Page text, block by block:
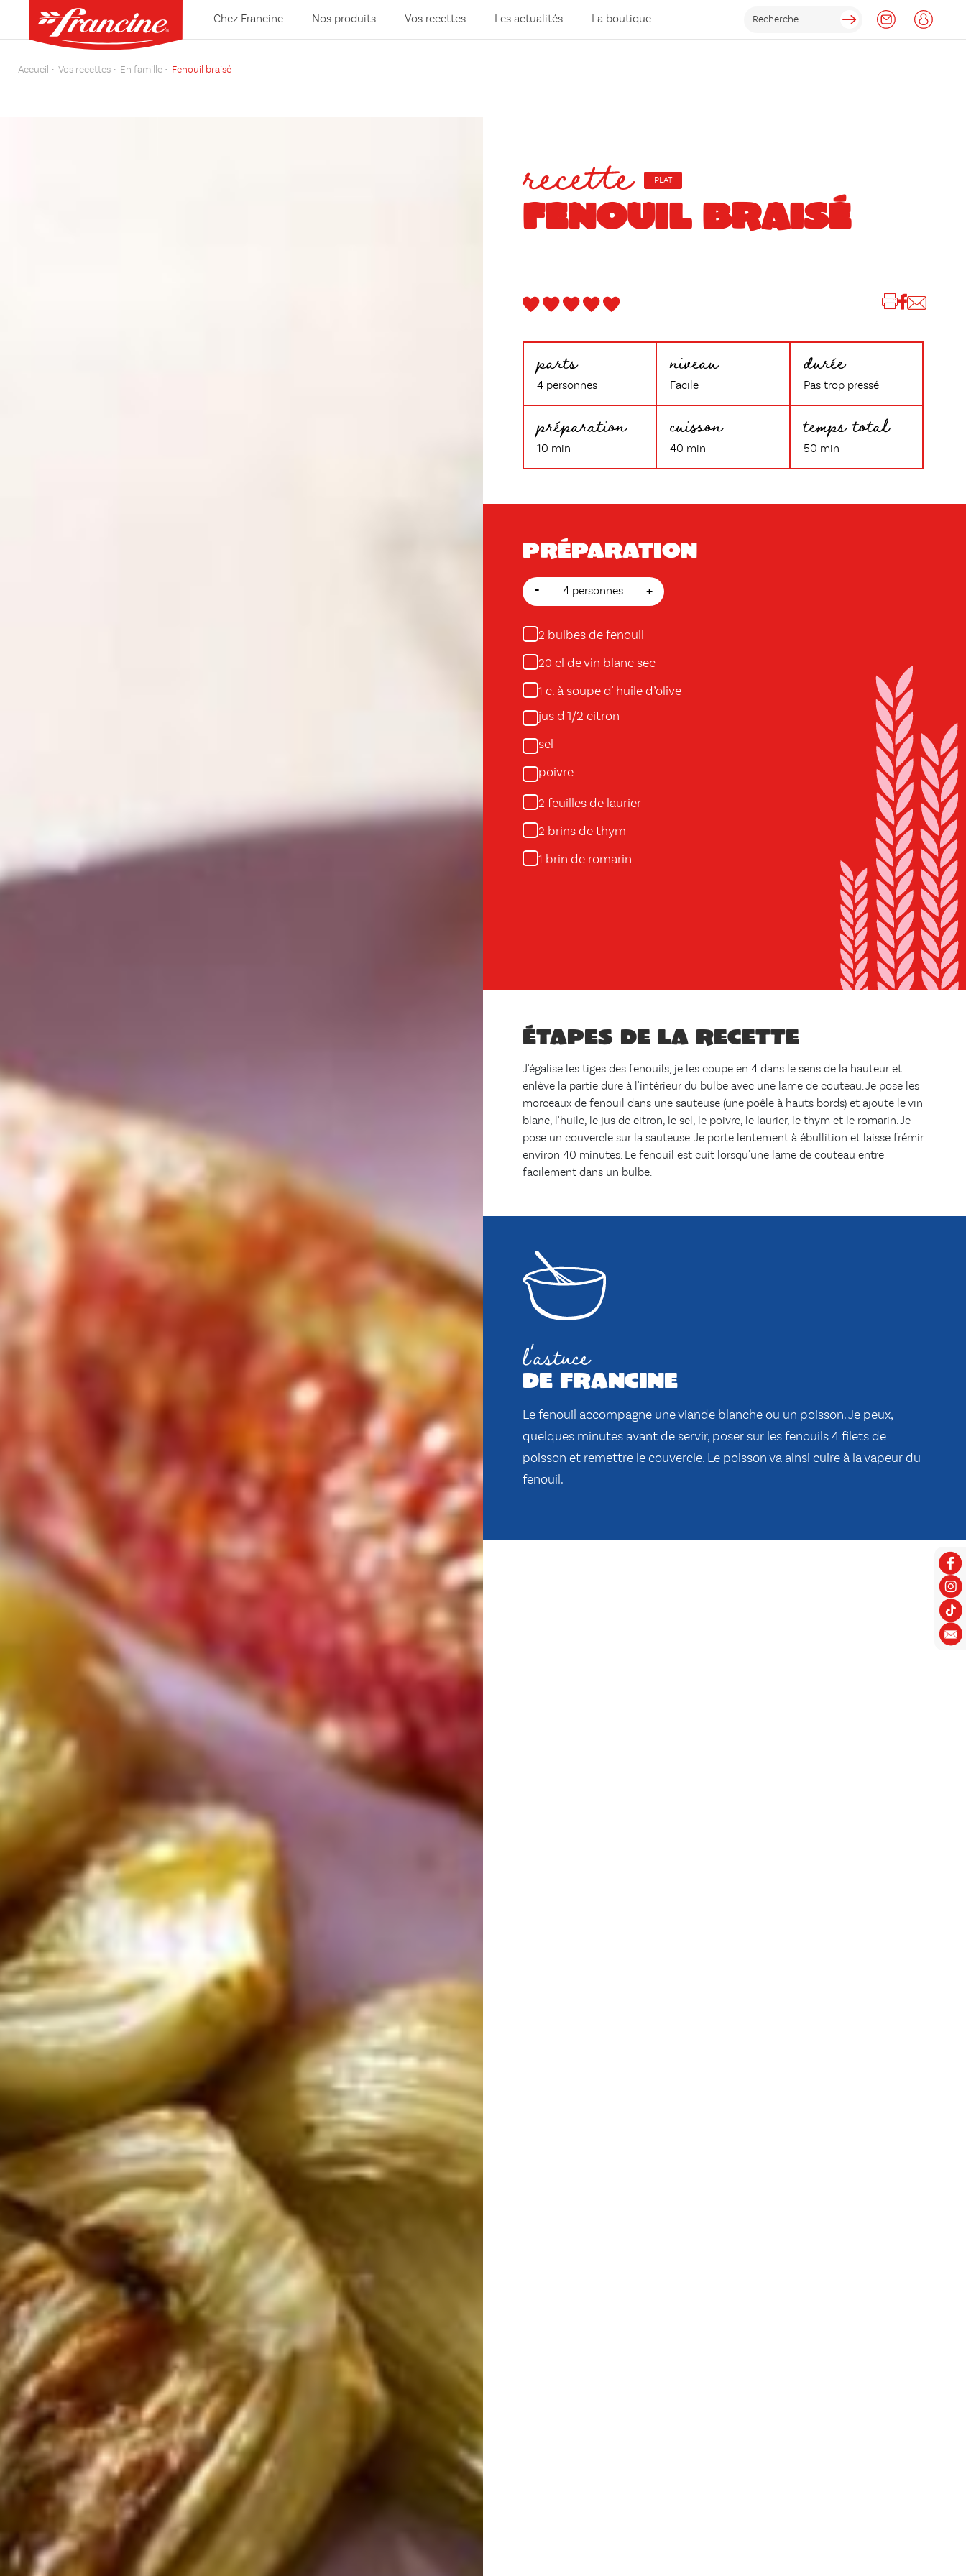
Chez Francine Nos produits Vos recettes Les actualités La boutique
Accueil Vos recettes En famille Fenouil braisé
recette PLAT
FENOUIL BRAISÉ
parts
4 personnes
niveau
Facile
durée
Pas trop pressé
préparation
10 min
cuisson
40 min
temps total
50 min
Préparation
- 4 personnes +
2 bulbes de fenouil
20 cl de vin blanc sec
1 c. à soupe d' huile d’olive
jus d'1/2 citron
sel
poivre
2 feuilles de laurier
2 brins de thym
1 brin de romarin
Étapes de la recette
J'égalise les tiges des fenouils, je les coupe en 4 dans le sens de la hauteur et
enlève la partie dure à l'intérieur du bulbe avec une lame de couteau. Je pose les
morceaux de fenouil dans une sauteuse (une poêle à hauts bords) et ajoute le vin
blanc, l'huile, le jus de citron, le sel, le poivre, le laurier, le thym et le romarin. Je
pose un couvercle sur la sauteuse. Je porte lentement à ébullition et laisse frémir
environ 40 minutes. Le fenouil est cuit lorsqu'une lame de couteau entre
facilement dans un bulbe.
l'astuce
de francine
Le fenouil accompagne une viande blanche ou un poisson. Je peux,
quelques minutes avant de servir, poser sur les fenouils 4 filets de
poisson et remettre le couvercle. Le poisson va ainsi cuire à la vapeur du
fenouil.